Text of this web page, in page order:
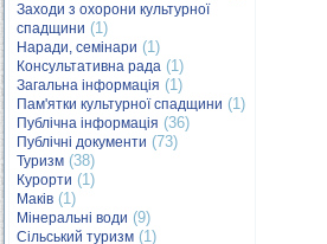
Заходи з охорони культурної
спадщини (1)
Наради, семінари (1)
Консультативна рада (1)
Загальна інформація (1)
Пам'ятки культурної спадщини (1)
Публічна інформація (36)
Публічні документи (73)
Туризм (38)
Курорти (1)
Маків (1)
Мінеральні води (9)
Сільський туризм (1)